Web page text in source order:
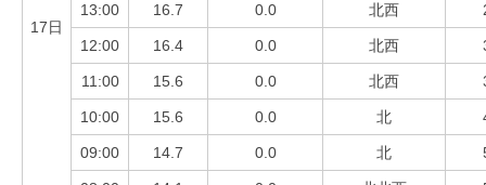
17日
13:00 16.7 0.0 北西
12:00 16.4 0.0 北西
11:00 15.6 0.0 北西
10:00 15.6 0.0 北
09:00 14.7 0.0 北